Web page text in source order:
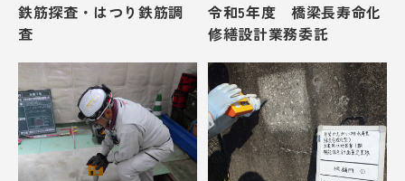
鉄筋探査・はつり鉄筋調
査
令和5年度 橋梁長寿命化
修繕設計業務委託